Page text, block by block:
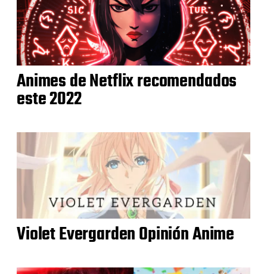
Animes de Netflix recomendados
este 2022
Violet Evergarden Opinión Anime